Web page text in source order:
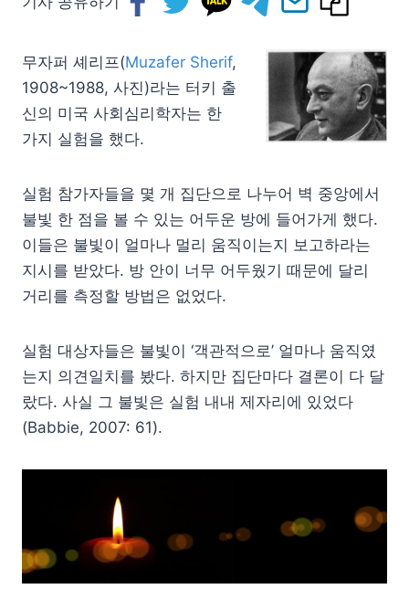
무자퍼 셰리프(Muzafer Sherif,
1908~1988, 사진)라는 터키 출
신의 미국 사회심리학자는 한
가지 실험을 했다.
실험 참가자들을 몇 개 집단으로 나누어 벽 중앙에서
불빛 한 점을 볼 수 있는 어두운 방에 들어가게 했다.
이들은 불빛이 얼마나 멀리 움직이는지 보고하라는
지시를 받았다. 방 안이 너무 어두웠기 때문에 달리
거리를 측정할 방법은 없었다.
실험 대상자들은 불빛이 ‘객관적으로’ 얼마나 움직였
는지 의견일치를 봤다. 하지만 집단마다 결론이 다 달
랐다. 사실 그 불빛은 실험 내내 제자리에 있었다
(Babbie, 2007: 61).